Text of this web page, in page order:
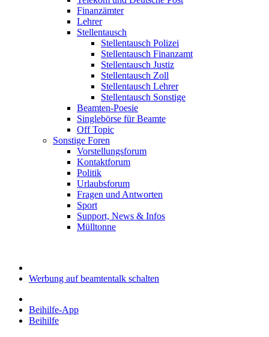
Finanzämter
Lehrer
Stellentausch
Stellentausch Polizei
Stellentausch Finanzamt
Stellentausch Justiz
Stellentausch Zoll
Stellentausch Lehrer
Stellentausch Sonstige
Beamten-Poesie
Singlebörse für Beamte
Off Topic
Sonstige Foren
Vorstellungsforum
Kontaktforum
Politik
Urlaubsforum
Fragen und Antworten
Sport
Support, News & Infos
Mülltonne
Werbung auf beamtentalk schalten
Beihilfe-App
Beihilfe